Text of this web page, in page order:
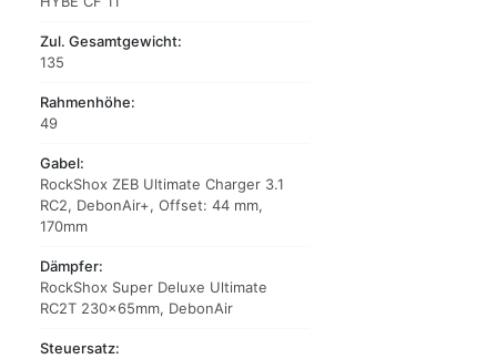
Zul. Gesamtgewicht:
135
Rahmenhöhe:
49
Gabel:
RockShox ZEB Ultimate Charger 3.1
RC2, DebonAir+, Offset: 44 mm,
170mm
Dämpfer:
RockShox Super Deluxe Ultimate
RC2T 230x65mm, DebonAir
Steuersatz: